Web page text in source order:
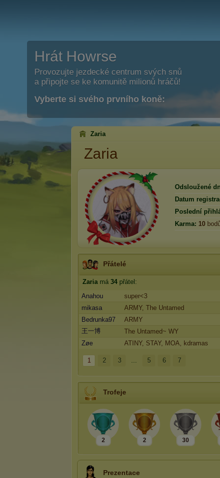
Hrát Howrse
Provozujte jezdecké centrum svých snů
a připojte se ke komunitě milionů hráčů!
Vyberte si svého prvního koně:
Zaria
Zaria
Odsloužené
Datum
Poslední
Karma: 10
Přátelé
Zariamá 34 přátel:
Anahou
super<3
mikasa
ARMY, The Untamed
Bedrunka97
ARMY
王一博
The Untamed~ WY
Zøe
ATINY, STAY, MOA, kdramas
1 2 3 ... 5 6 7
Trofeje
2 2 30
Prezentace